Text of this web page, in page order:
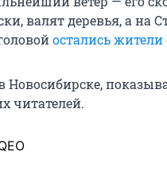
валят деревья, а на
остались
Новосибирске,
читателей.